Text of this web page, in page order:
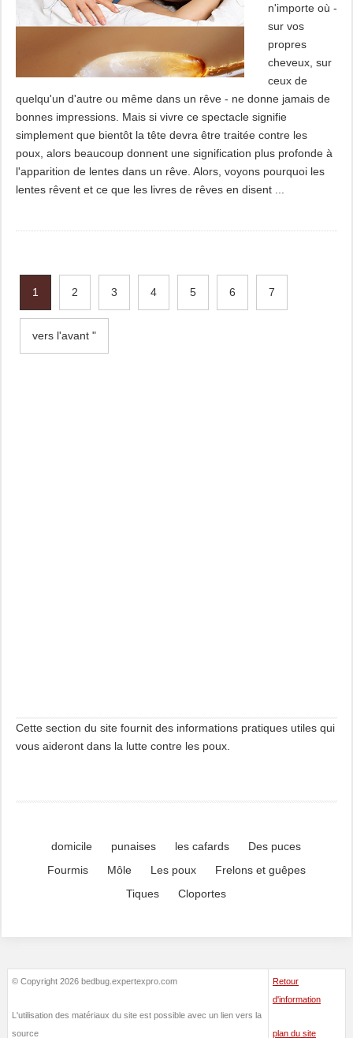
n'importe où -
sur vos
propres
cheveux, sur
ceux de
quelqu'un d'autre ou même dans un rêve - ne donne jamais de
bonnes impressions. Mais si vivre ce spectacle signifie
simplement que bientôt la tête devra être traitée contre les
poux, alors beaucoup donnent une signification plus profonde à
l'apparition de lentes dans un rêve. Alors, voyons pourquoi les
lentes rêvent et ce que les livres de rêves en disent ...
1 2 3 4 5 6 7
vers l'avant "
Cette section du site fournit des informations pratiques utiles qui
vous aideront dans la lutte contre les poux.
domicile punaises les cafards
Des puces
Fourmis
Môle Les poux
Frelons et guêpes
Tiques
Cloportes
© Copyright 2026 bedbug.expertexpro.com
L'utilisation des matériaux du site est possible avec un lien vers la
source
Retour
d'information
plan du site